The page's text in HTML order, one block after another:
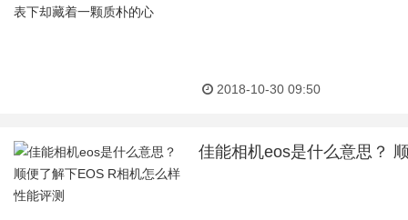
2018-10-30 09:50
佳能相机eos是什么意思？